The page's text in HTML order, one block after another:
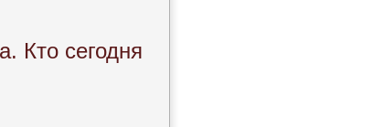
Кто сегодня